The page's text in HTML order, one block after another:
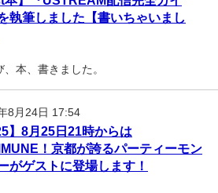
執筆しました【書いちゃいまし
本、書きました。
8月24日 17:54
】8月25日21時からは
！京都が誇るパーティーモン
がゲストに登場します！